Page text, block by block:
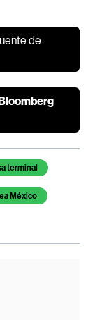
de
terminal
México